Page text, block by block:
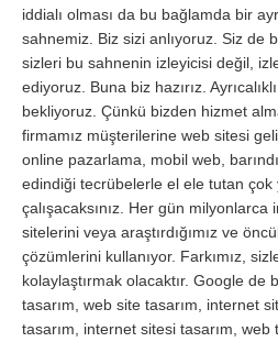
iddialı olması da bu bağlamda bir
sahnemiz. Biz sizi anlıyoruz. Siz de
sizleri bu sahnenin izleyicisi değil,
ediyoruz. Buna biz hazırız.
bekliyoruz. Çünkü bizden hizmet
firmamız müşterilerine web sitesi
online pazarlama, mobil web,
edindiği tecrübelerle el ele tutan
çalışacaksınız. Her gün
sitelerini veya araştırdığımız ve
çözümlerini kullanıyor. Farkımız,
kolaylaştırmak olacaktır. Google de
tasarım, web site tasarım, internet
tasarım, internet sitesi tasarım, web